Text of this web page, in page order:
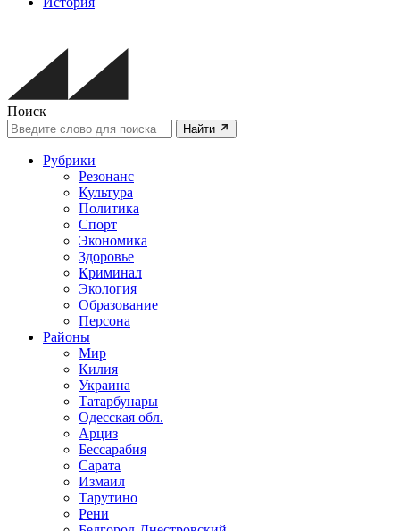
Поиск
Найти
Рубрики
Резонанс
Культура
Политика
Спорт
Экономика
Здоровье
Криминал
Экология
Образование
Персона
Районы
Мир
Килия
Украина
Татарбунары
Одесская обл.
Арциз
Бессарабия
Сарата
Измаил
Тарутино
Рени